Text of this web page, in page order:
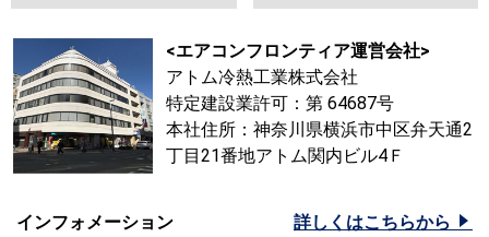
<エアコンフロンティア運営会社>
アトム冷熱工業株式会社
特定建設業許可：第 64687号
本社住所：神奈川県横浜市中区弁天通2
丁目21番地アトム関内ビル4Ｆ
インフォメーション 詳しくはこちらから